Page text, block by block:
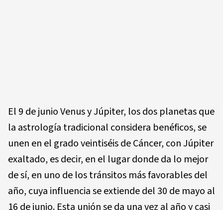
El 9 de junio Venus y Júpiter, los dos planetas que
la astrología tradicional considera benéficos, se
unen en el grado veintiséis de Cáncer, con Júpiter
exaltado, es decir, en el lugar donde da lo mejor
de sí, en uno de los tránsitos más favorables del
año, cuya influencia se extiende del 30 de mayo al
16 de junio. Esta unión se da una vez al año y casi